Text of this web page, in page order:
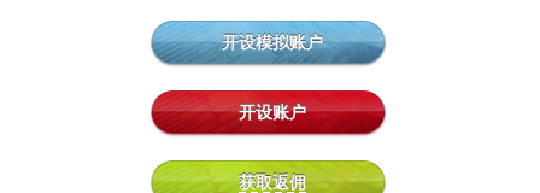
开设模拟账户
开设账户
获取返佣